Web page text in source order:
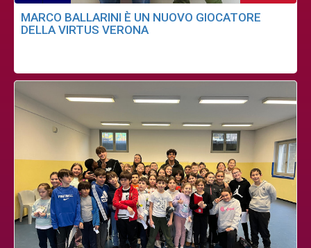
MARCO BALLARINI È UN NUOVO GIOCATORE
DELLA VIRTUS VERONA